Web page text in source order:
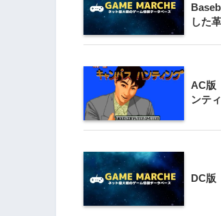
した
AC版
ンテ
DC版
1
2